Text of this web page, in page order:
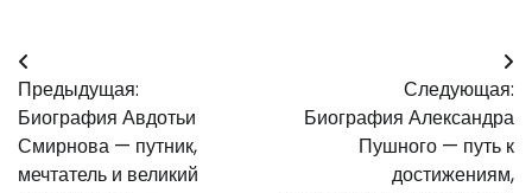
Навигация
по
записям
Предыдущая:
Биография Авдотьи
Смирнова — путник,
мечтатель и великий
Следующая:
Биография Александра
Пушного — путь к
достижениям,